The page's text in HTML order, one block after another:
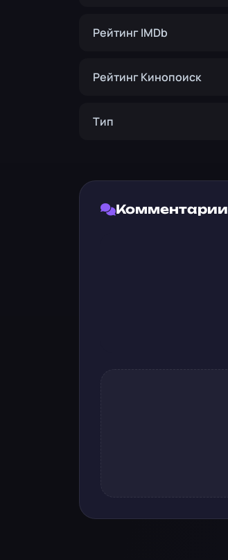
Рейтинг IMDb
Рейтинг Кинопоиск
Тип
Комментарии